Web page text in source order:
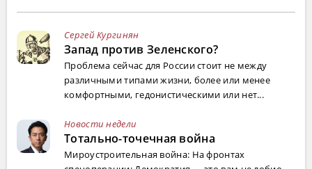
Сергей Кургинян
Запад против Зеленского?
Проблема сейчас для России стоит не между
различными типами жизни, более или менее
комфортными, гедонистическими или нет...
Новости недели
Тотально-точечная война
Мироустроительная война: На фронтах